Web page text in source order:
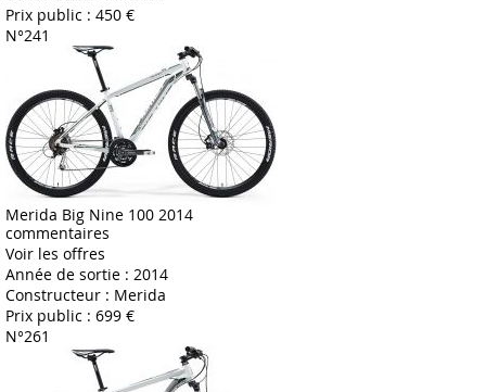
Prix public : 450 €
N°241
Merida Big Nine 100 2014
commentaires
Voir les offres
Année de sortie : 2014
Constructeur : Merida
Prix public : 699 €
N°261